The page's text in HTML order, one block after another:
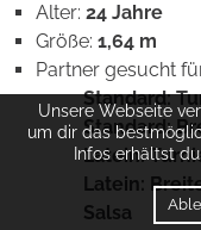
Alter: 24 Jahre
Größe: 1,64 m
Partner gesucht
Standard:
Standard:
Latein:
Latein:
Salsa
Unsere Webseite
um dir das
Infos erhältst